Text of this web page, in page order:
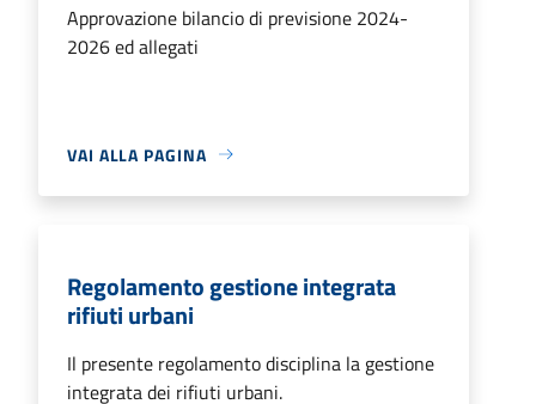
Approvazione bilancio di previsione 2024-
2026 ed allegati
VAI ALLA PAGINA
Regolamento gestione integrata
rifiuti urbani
Il presente regolamento disciplina la gestione
integrata dei rifiuti urbani.